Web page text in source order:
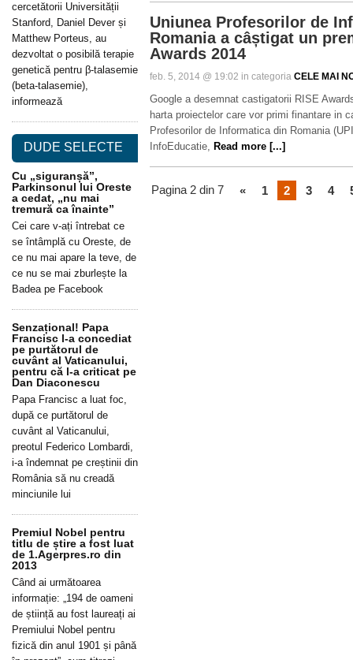
Uniunea Profesorilor de
Romania a câștigat un
Awards 2014
feb. 5, 2014 @ 19:02 in categoria CELE MAI
Google a desemnat castigatorii RISE
harta proiectelor care vor primi finantare in
Profesorilor de Informatica din Romania
InfoEducatie, Read more [...]
Pagina 2 din 7 « 1 2 3 4
cercetătorii Universității
Stanford, Daniel Dever și
Matthew Porteus, au
dezvoltat o posibilă terapie
genetică pentru β-talasemie
(beta-talasemie),
informează
DUDE SELECTE
Cu „siguranșă”,
Parkinsonul lui Oreste
a cedat, „nu mai
tremură ca înainte”
Cei care v-ați întrebat ce
se întâmplă cu Oreste, de
ce nu mai apare la teve, de
ce nu se mai zburlește la
Badea pe Facebook
Senzațional! Papa
Francisc l-a concediat
pe purtătorul de
cuvânt al Vaticanului,
pentru că l-a criticat pe
Dan Diaconescu
Papa Francisc a luat foc,
după ce purtătorul de
cuvânt al Vaticanului,
preotul Federico Lombardi,
i-a îndemnat pe creștinii din
România să nu creadă
minciunile lui
Premiul Nobel pentru
titlu de știre a fost luat
de 1.Agerpres.ro din
2013
Când ai următoarea
informație: „194 de oameni
de știință au fost laureați ai
Premiului Nobel pentru
fizică din anul 1901 și până